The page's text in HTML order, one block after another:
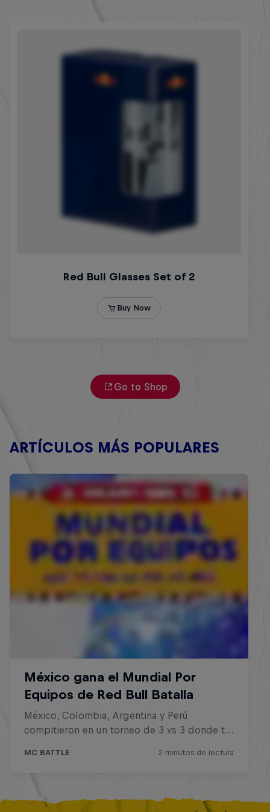
Go to Shop
ARTÍCULOS MÁS POPULARES